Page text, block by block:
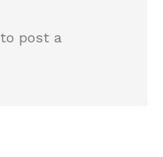
to post a